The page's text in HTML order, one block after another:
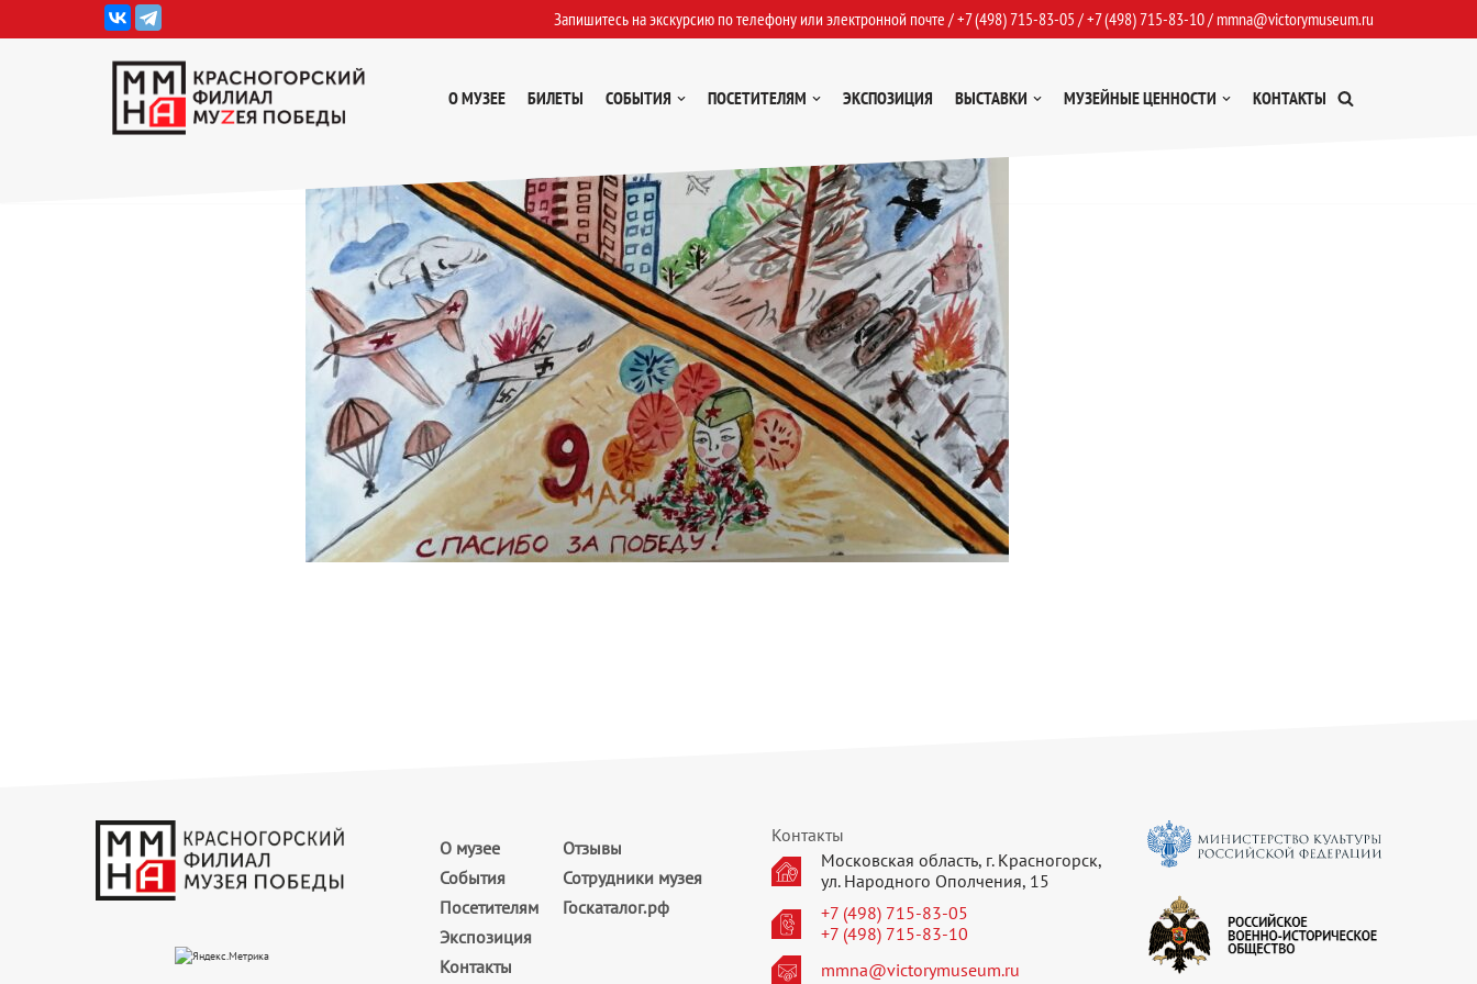
Запишитесь на экскурсию по телефону или электронной почте /+7 (498) 715-83-05 /+7 (498) 715-83-10/ mmna@victorymuseum.ru
О МУЗЕЕ БИЛЕТЫ СОБЫТИЯ ПОСЕТИТЕЛЯМ ЭКСПОЗИЦИЯ ВЫСТАВКИ МУЗЕЙНЫЕ ЦЕННОСТИ КОНТАКТЫ
О музее
События
Посетителям
Экспозиция
Контакты
Отзывы
Сотрудники музея
Госкаталог.рф
Контакты
Московская область, г. Красногорск,
ул. Народного Ополчения, 15
+7 (498) 715-83-05
+7 (498) 715-83-10
mmna@victorymuseum.ru